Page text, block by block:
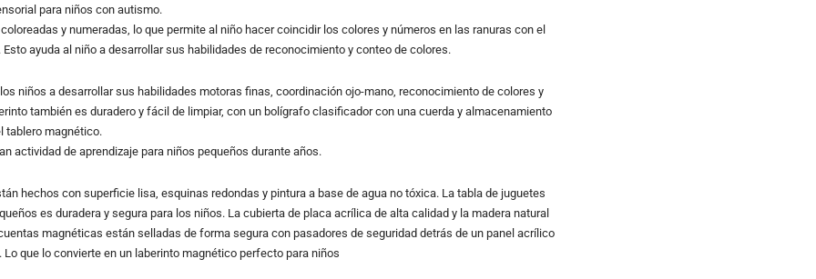
para niños con autismo.
y numeradas, lo que permite al niño hacer coincidir los colores y números en las ranuras con el
ayuda al niño a desarrollar sus habilidades de reconocimiento y conteo de colores.
niños a desarrollar sus habilidades motoras finas, coordinación ojo-mano, reconocimiento de colores y
también es duradero y fácil de limpiar, con un bolígrafo clasificador con una cuerda y almacenamiento
tablero magnético.
actividad de aprendizaje para niños pequeños durante años.
hechos con superficie lisa, esquinas redondas y pintura a base de agua no tóxica. La tabla de juguetes
es duradera y segura para los niños. La cubierta de placa acrílica de alta calidad y la madera natural
magnéticas están selladas de forma segura con pasadores de seguridad detrás de un panel acrílico
que lo convierte en un laberinto magnético perfecto para niños